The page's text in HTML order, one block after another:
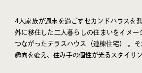
4人家族が週末を過ごすセカンドハウスを
外に移住した二人暮らしの住まいをイメー
つながったテラスハウス（連棟住宅） 。
趣向を変え、住み手の個性が光るスタイリ